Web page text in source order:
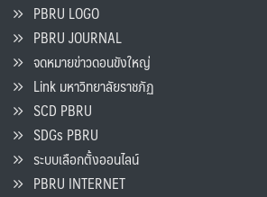
PBRU LOGO
PBRU JOURNAL
จดหมายข่าวดอนขังใหญ่
Link มหาวิทยาลัยราชภัฏ
SCD PBRU
SDGs PBRU
ระบบเลือกตั้งออนไลน์
PBRU INTERNET